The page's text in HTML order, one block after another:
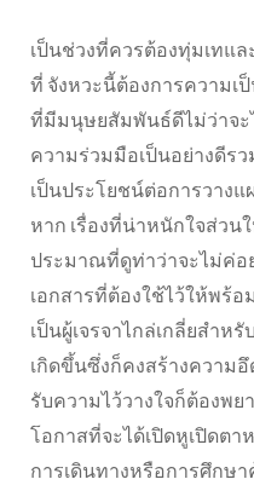
เป็นช่วงที่ควรต้องทุ่มเทแ
ที่ จังหวะนี้ต้องการความเ
ที่มีมนุษยสัมพันธ์ดีไม่ว่าจะ
ความร่วมมือเป็นอย่างดีร
เป็นประโยชน์ต่อการวาง
หาก เรื่องที่น่าหนักใจส่วน
ประมาณที่ดูท่าว่าจะไม่ค่อ
เอกสารที่ต้องใช้ไว้ให้พร้
เป็นผู้เจรจาไกล่เกลี่ยสำ
เกิดขึ้นซึ่งก็คงสร้างความ
รับความไว้วางใจก็ต้องพ
โอกาสที่จะได้เปิดหูเปิดต
การเดินทางหรือการศึกษา